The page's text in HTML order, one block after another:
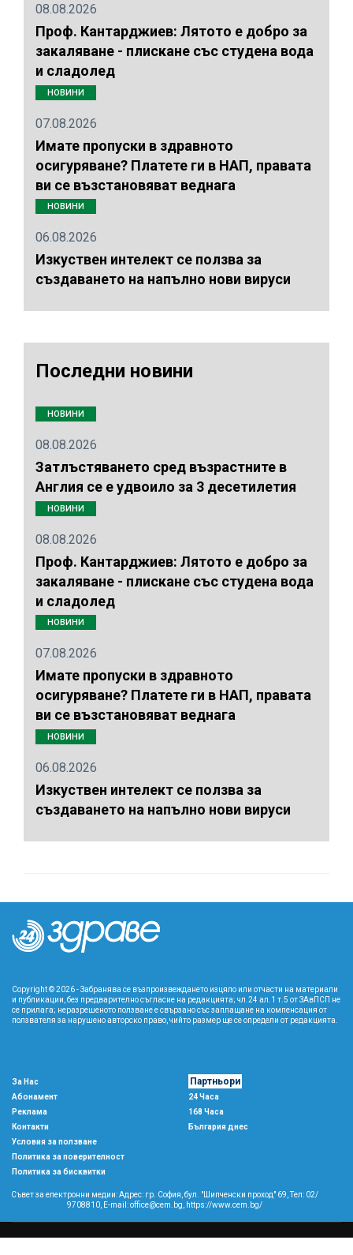
08.08.2026
Проф. Кантарджиев: Лятото е добро за
закаляване - плискане със студена вода
и сладолед
НОВИНИ
07.08.2026
Имате пропуски в здравното
осигуряване? Платете ги в НАП, правата
ви се възстановяват веднага
НОВИНИ
06.08.2026
Изкуствен интелект се ползва за
създаването на напълно нови вируси
Последни новини
НОВИНИ
08.08.2026
Затлъстяването сред възрастните в
Англия се е удвоило за 3 десетилетия
НОВИНИ
08.08.2026
Проф. Кантарджиев: Лятото е добро за
закаляване - плискане със студена вода
и сладолед
НОВИНИ
07.08.2026
Имате пропуски в здравното
осигуряване? Платете ги в НАП, правата
ви се възстановяват веднага
НОВИНИ
06.08.2026
Изкуствен интелект се ползва за
създаването на напълно нови вируси
Copyright © 2026 - Забранява се възпроизвеждането изцяло или отчасти на материали
и публикации, без предварително съгласие на редакцията; чл.24 ал.1 т.5 от ЗАвПСП не
се прилага; неразрешеното ползване е свързано със заплащане на компенсация от
ползвателя за нарушено авторско право, чийто размер ще се определи от редакцията.
За Нас
Абонамент
Реклама
Контакти
Условия за ползване
Политика за поверителност
Политика за бисквитки
Партньори
24 Часа
168 Часа
България днес
Съвет за електронни медии: Адрес: гр. София, бул. "Шипченски проход" 69, Тел: 02/
9708810, E-mail:office@cem.bg https://www.cem.bg/